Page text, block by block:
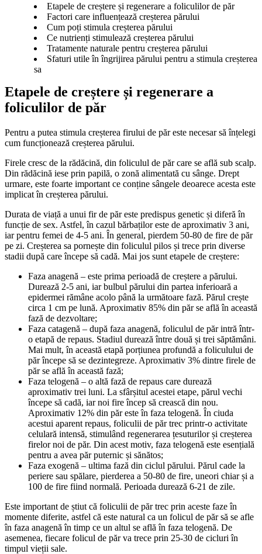
Etapele de creștere și regenerare a foliculilor de păr
Factori care influențează creșterea părului
Cum poți stimula creșterea părului
Ce nutrienți stimulează creșterea părului
Tratamente naturale pentru creșterea părului
Sfaturi utile în îngrijirea părului pentru a stimula creșterea
sa
Etapele de creștere și regenerare a
foliculilor de păr
Pentru a putea stimula creșterea firului de păr este necesar să înțelegi
cum funcționează creșterea părului.
Firele cresc de la rădăcină, din foliculul de păr care se află sub scalp.
Din rădăcină iese prin papilă, o zonă alimentată cu sânge. Drept
urmare, este foarte important ce conține sângele deoarece acesta este
implicat în creșterea părului.
Durata de viață a unui fir de păr este predispus genetic și diferă în
funcție de sex. Astfel, în cazul bărbaților este de aproximativ 3 ani,
iar pentru femei de 4-5 ani. În general, pierdem 50-80 de fire de păr
pe zi. Creșterea sa pornește din foliculul pilos și trece prin diverse
stadii după care începe să cadă. Mai jos sunt etapele de creștere:
Faza anagenă – este prima perioadă de creștere a părului.
Durează 2-5 ani, iar bulbul părului din partea inferioară a
epidermei rămâne acolo până la următoare fază. Părul crește
circa 1 cm pe lună. Aproximativ 85% din păr se află în această
fază de dezvoltare;
Faza catagenă – după faza anagenă, foliculul de păr intră într-
o etapă de repaus. Stadiul durează între două și trei săptămâni.
Mai mult, în această etapă porțiunea profundă a foliculului de
păr începe să se dezintegreze. Aproximativ 3% dintre firele de
păr se află în această fază;
Faza telogenă – o altă fază de repaus care durează
aproximativ trei luni. La sfârșitul acestei etape, părul vechi
începe să cadă, iar noi fire încep să crească din nou.
Aproximativ 12% din păr este în faza telogenă. În ciuda
acestui aparent repaus, foliculii de păr trec printr-o activitate
celulară intensă, stimulând regenerarea țesuturilor și creșterea
firelor noi de păr. Din acest motiv, faza telogenă este esențială
pentru a avea păr puternic și sănătos;
Faza exogenă – ultima fază din ciclul părului. Părul cade la
periere sau spălare, pierderea a 50-80 de fire, uneori chiar și a
100 de fire fiind normală. Perioada durează 6-21 de zile.
Este important de știut că foliculii de păr trec prin aceste faze în
momente diferite, astfel că este natural ca un folicul de păr să se afle
în faza anagenă în timp ce un altul se află în faza telogenă. De
asemenea, fiecare folicul de păr va trece prin 25-30 de cicluri în
timpul vieții sale.